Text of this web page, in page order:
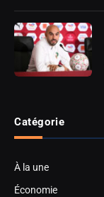
Catégorie
À la une
Économie